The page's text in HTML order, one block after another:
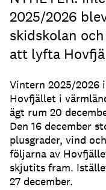
2025/2026
skidskolan
att lyfta
Vintern 2025/2026
Hovfjället i
ägt rum 20
Den 16 december
plusgrader, vind
följarna av
skjutits fram.
27 december.